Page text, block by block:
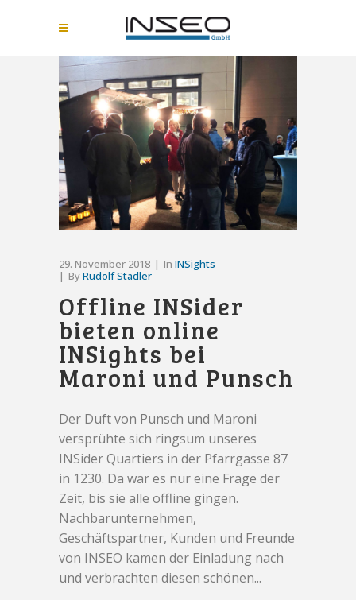
29. November 2018 In INSights
ByRudolf Stadler
Offline INSider
bieten online
INSights bei
Maroni und Punsch
Der Duft von Punsch und Maroni
versprühte sich ringsum unseres
INSider Quartiers in der Pfarrgasse 87
in 1230. Da war es nur eine Frage der
Zeit, bis sie alle offline gingen.
Nachbarunternehmen,
Geschäftspartner, Kunden und Freunde
von INSEO kamen der Einladung nach
und verbrachten diesen schönen...